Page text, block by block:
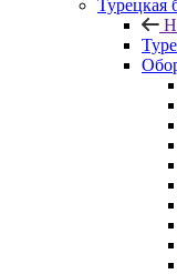
Турецкая